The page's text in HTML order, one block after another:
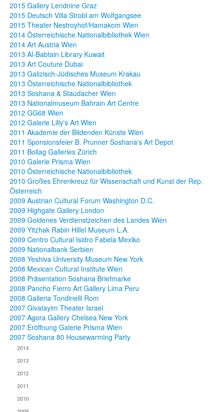
2015 Gallery Lendnine Graz
2015 Deutsch Villa Strobl am Wolfgangsee
2015 Theater Nestroyhof/Hamakom Wien
2014 Österreichische Nationalbibliothek Wien
2014 Art Austria Wien
2013 Al-Babtain Library Kuwait
2013 Art Couture Dubai
2013 Galizisch-Jüdisches Museum Krakau
2013 Österreichische Nationalbibliothek
2013 Soshana & Staudacher Wien
2013 Nationalmuseum Bahrain Art Centre
2012 GG68 Wien
2012 Galerie Lilly's Art Wien
2011 Akademie der Bildenden Künste Wien
2011 Sponsionsfeier B. Prunner Soshana's Art Depot
2011 Bollag Galleries Zürich
2010 Galerie Prisma Wien
2010 Österreichische Nationalbibliothek
2010 Großes Ehrenkreuz für Wissenschaft und Kunst der Rep.
Österreich
2009 Austrian Cultural Forum Washington D.C.
2009 Highgate Gallery London
2009 Goldenes Verdienstzeichen des Landes Wien
2009 Yitzhak Rabin Hillel Museum L.A.
2009 Centro Cultural Isidro Fabela Mexiko
2009 Nationalbank Serbien
2008 Yeshiva University Museum New York
2008 Mexican Cultural Institute Wien
2008 Präsentation Soshana Briefmarke
2008 Pancho Fierro Art Gallery Lima Peru
2008 Galleria Tondinelli Rom
2007 Givatayim Theater Israel
2007 Agora Gallery Chelsea New York
2007 Eröffnung Galerie Prisma Wien
2007 Soshana 80 Housewarming Party
2014
2013
2012
2011
2010